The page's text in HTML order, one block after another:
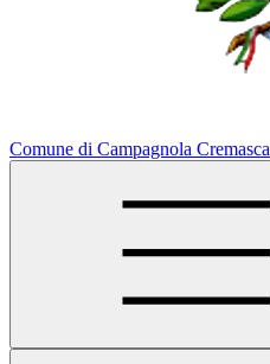
Comune di Campagnola Cremasca